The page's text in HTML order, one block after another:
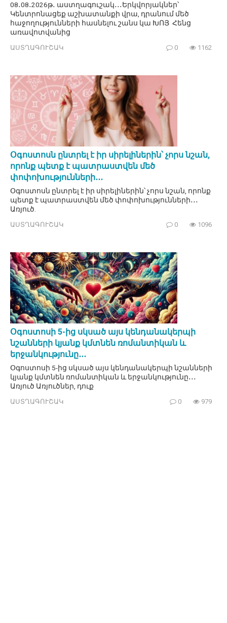
08․08․2026թ․ աստղագուշակ․․․Երկվորյակներ՝
Կենտրոնացեք աշխատանքի վրա, դրանում մեծ
հաջողությունների հասնելու շանս կա ԽՈՅ Հենց
առավոտվանից
ԱՍՏՂԱԳՈՒՇԱԿ 0 1162
Օգոստոսն ընտրել է իր սիրելիներին՝ չորս նշան,
որոնք պետք է պատրաստվեն մեծ
փոփոխությունների․․․
Օգոստոսն ընտրել է իր սիրելիներին՝ չորս նշան, որոնք
պետք է պատրաստվեն մեծ փոփոխությունների․․․
Առյուծ.
ԱՍՏՂԱԳՈՒՇԱԿ 0 1096
Օգոստոսի 5-ից սկսած այս կենդանակերպի
նշանների կյանք կմտնեն ռոմանտիկան և
երջանկությունը․․․
Օգոստոսի 5-ից սկսած այս կենդանակերպի նշանների
կյանք կմտնեն ռոմանտիկան և երջանկությունը․․․
Առյուծ Առյուծներ, դուք
ԱՍՏՂԱԳՈՒՇԱԿ 0 979